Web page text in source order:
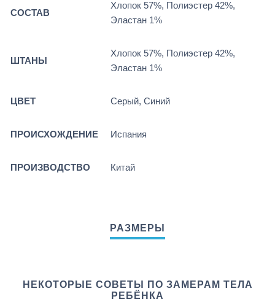
СОСТАВ
Хлопок 57%, Полиэстер 42%,
Эластан 1%
ШТАНЫ
Хлопок 57%, Полиэстер 42%,
Эластан 1%
ЦВЕТ Серый, Синий
ПРОИСХОЖДЕНИЕ Испания
ПРОИЗВОДСТВО Китай
НЕКОТОРЫЕ СОВЕТЫ ПО ЗАМЕРАМ ТЕЛА
РЕБЁНКА